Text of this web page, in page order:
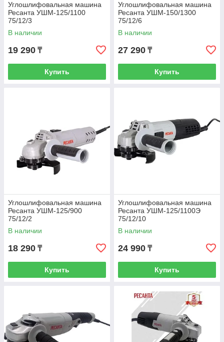
Углошлифовальная машина
Ресанта УШМ-125/1100
75/12/3
В наличии
19 290 ₸
Купить
Углошлифовальная машина
Ресанта УШМ-150/1300
75/12/6
В наличии
27 290 ₸
Купить
Углошлифовальная машина
Ресанта УШМ-125/900
75/12/2
В наличии
18 290 ₸
Купить
Углошлифовальная машина
Ресанта УШМ-125/1100Э
75/12/10
В наличии
24 990 ₸
Купить